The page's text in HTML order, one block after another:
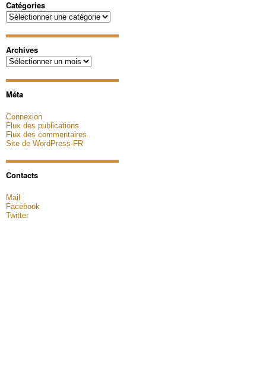
Catégories
Catégories
Archives
Archives
Méta
Connexion
Flux des publications
Flux des commentaires
Site de WordPress-FR
Contacts
Mail
Facebook
Twitter